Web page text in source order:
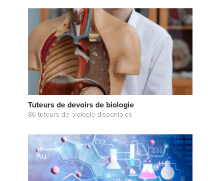
Tuteurs de devoirs de biologie
86 tuteurs de biologie disponibles